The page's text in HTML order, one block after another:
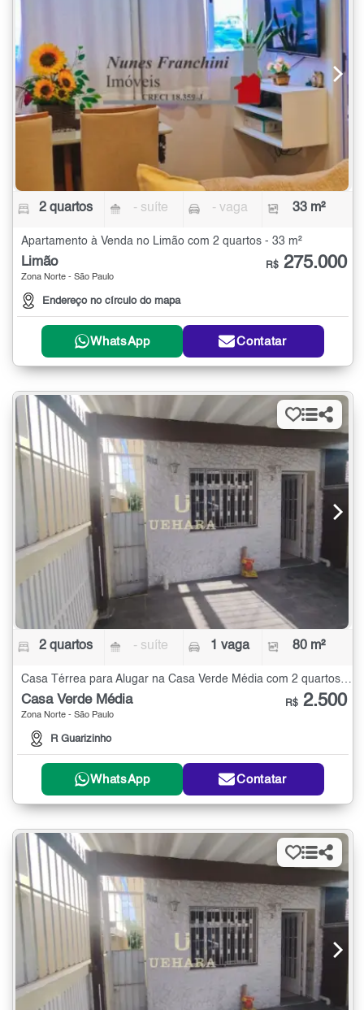
2 quartos - suíte - vaga 33 m²
Apartamento à Venda no Limão com 2 quartos - 33 m²
Limão
Zona Norte - São Paulo
Endereço no círculo do mapa
R$ 275.000
WhatsApp Contatar
2 quartos - suíte 1 vaga 80 m²
Casa Térrea para Alugar na Casa Verde Média com 2 quartos - 80 m²
Casa Verde Média
Zona Norte - São Paulo
R Guarizinho
R$ 2.500
WhatsApp Contatar